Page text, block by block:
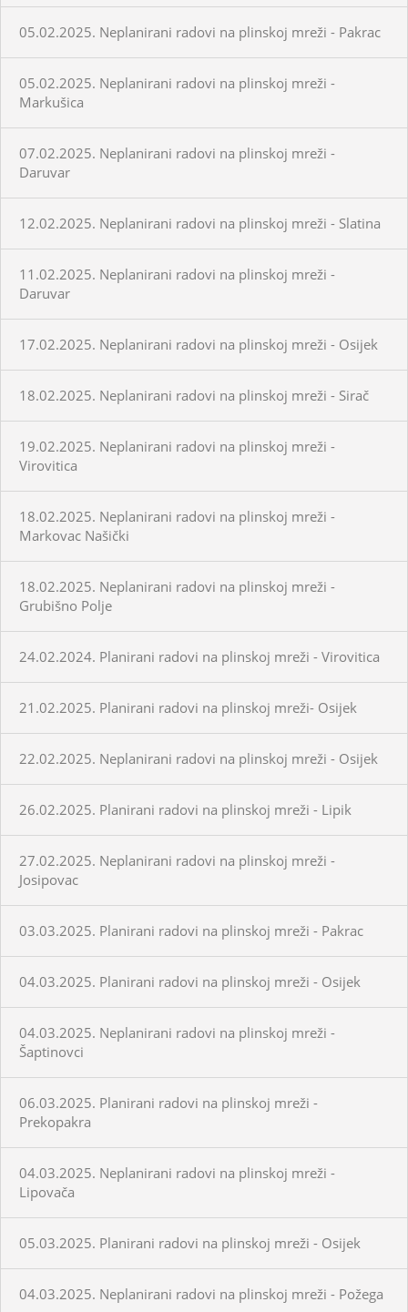
05.02.2025. Neplanirani radovi na plinskoj mreži - Pakrac
05.02.2025. Neplanirani radovi na plinskoj mreži -
Markušica
07.02.2025. Neplanirani radovi na plinskoj mreži -
Daruvar
12.02.2025. Neplanirani radovi na plinskoj mreži - Slatina
11.02.2025. Neplanirani radovi na plinskoj mreži -
Daruvar
17.02.2025. Neplanirani radovi na plinskoj mreži - Osijek
18.02.2025. Neplanirani radovi na plinskoj mreži - Sirač
19.02.2025. Neplanirani radovi na plinskoj mreži -
Virovitica
18.02.2025. Neplanirani radovi na plinskoj mreži -
Markovac Našički
18.02.2025. Neplanirani radovi na plinskoj mreži -
Grubišno Polje
24.02.2024. Planirani radovi na plinskoj mreži - Virovitica
21.02.2025. Planirani radovi na plinskoj mreži- Osijek
22.02.2025. Neplanirani radovi na plinskoj mreži - Osijek
26.02.2025. Planirani radovi na plinskoj mreži - Lipik
27.02.2025. Neplanirani radovi na plinskoj mreži -
Josipovac
03.03.2025. Planirani radovi na plinskoj mreži - Pakrac
04.03.2025. Planirani radovi na plinskoj mreži - Osijek
04.03.2025. Neplanirani radovi na plinskoj mreži -
Šaptinovci
06.03.2025. Planirani radovi na plinskoj mreži -
Prekopakra
04.03.2025. Neplanirani radovi na plinskoj mreži -
Lipovača
05.03.2025. Planirani radovi na plinskoj mreži - Osijek
04.03.2025. Neplanirani radovi na plinskoj mreži - Požega